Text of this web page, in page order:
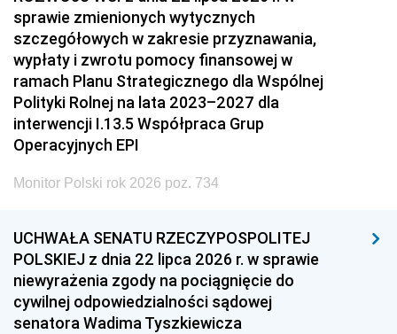
sprawie zmienionych wytycznych
szczegółowych w zakresie przyznawania,
wypłaty i zwrotu pomocy finansowej w
ramach Planu Strategicznego dla Wspólnej
Polityki Rolnej na lata 2023–2027 dla
interwencji I.13.5 Współpraca Grup
Operacyjnych EPI
Monitor Polski rok 2026 poz. 734
UCHWAŁA SENATU RZECZYPOSPOLITEJ
POLSKIEJ z dnia 22 lipca 2026 r. w sprawie
niewyrażenia zgody na pociągnięcie do
cywilnej odpowiedzialności sądowej
senatora Wadima Tyszkiewicza